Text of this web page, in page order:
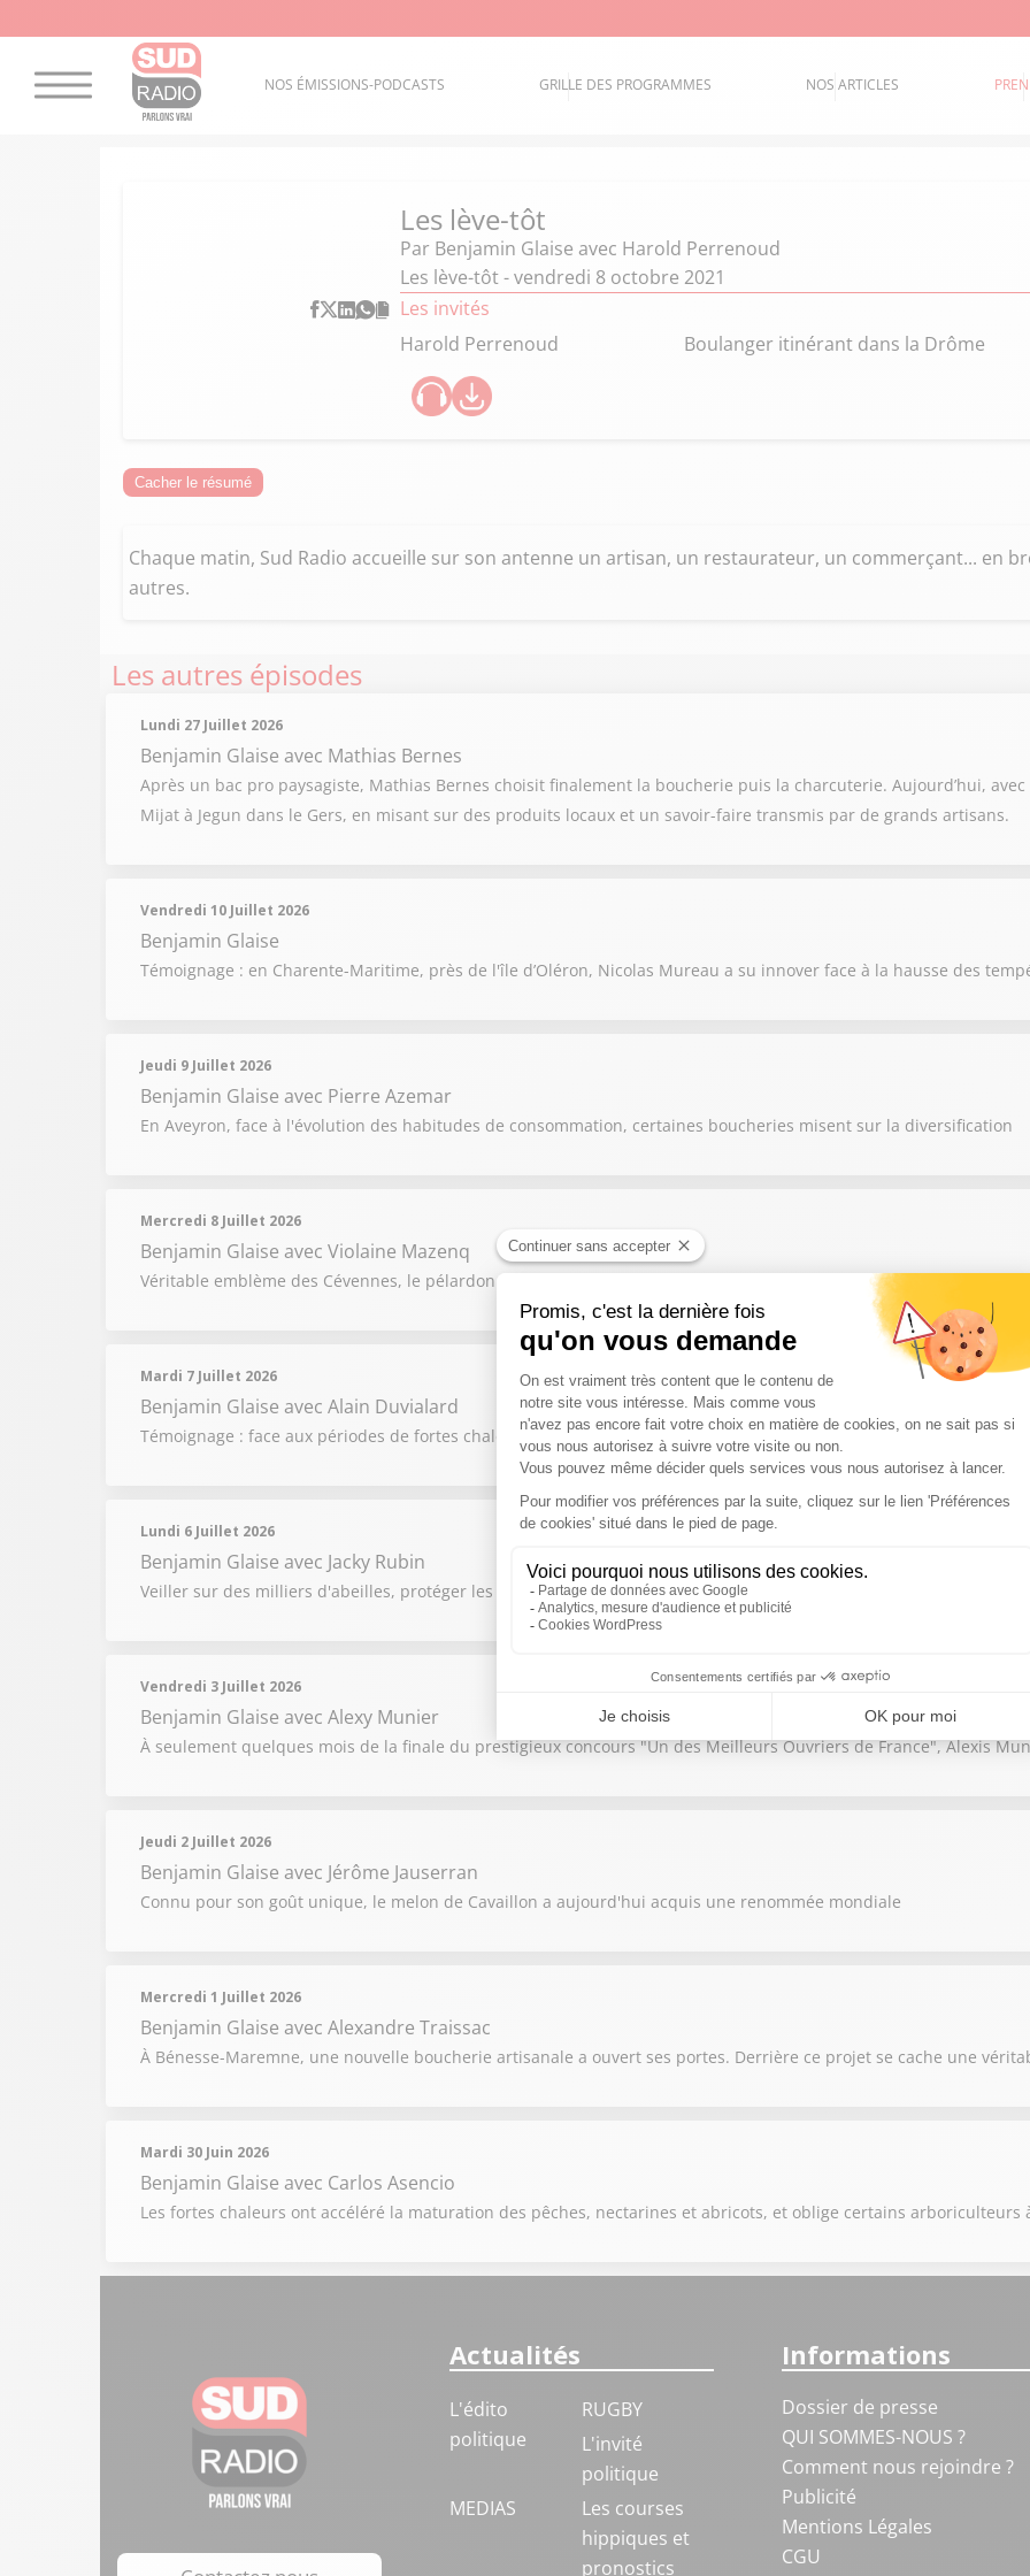
NOS ÉMISSIONS-PODCASTS GRILLE DES PROGRAMMES NOS ARTICLES
Les lève-tôt
Par Benjamin Glaise avec Harold Perrenoud
Les lève-tôt - vendredi 8 octobre 2021
Les invités
Harold Perrenoud
Boulanger itinérant dans la Drôme
Cacher le résumé
Chaque matin, Sud Radio accueille sur son antenne un artisan, un restaurateur, un commerçant... en
autres.
Les autres épisodes
Lundi 27 Juillet 2026
Benjamin Glaise avec Mathias Bernes
Après un bac pro paysagiste, Mathias Bernes choisit finalement la boucherie puis la charcuterie. Aujourd’hui,
Mijat à Jegun dans le Gers, en misant sur des produits locaux et un savoir-faire transmis par de grands artisans.
Vendredi 10 Juillet 2026
Benjamin Glaise
Témoignage : en Charente-Maritime, près de l'île d’Oléron, Nicolas Mureau a su innover face à la hausse des
Jeudi 9 Juillet 2026
Benjamin Glaise avec Pierre Azemar
En Aveyron, face à l'évolution des habitudes de consommation, certaines boucheries misent sur la diversification
Mercredi 8 Juillet 2026
Benjamin Glaise avec Violaine Mazenq
Véritable emblème des Cévennes, le pélardon raconte à lui seul le savoir-faire de toute une région
Mardi 7 Juillet 2026
Benjamin Glaise avec Alain Duvialard
Témoignage : face aux périodes de fortes chaleurs, les éleveurs et agriculteurs s'adaptent en modifiant leurs
Lundi 6 Juillet 2026
Benjamin Glaise avec Jacky Rubin
Veiller sur des milliers d'abeilles, protéger les ruches et faire face à des récoltes de miel en baisse : le métier
Vendredi 3 Juillet 2026
Benjamin Glaise avec Alexy Munier
À seulement quelques mois de la finale du prestigieux concours "Un des Meilleurs Ouvriers de France", Alexis
Jeudi 2 Juillet 2026
Benjamin Glaise avec Jérôme Jauserran
Connu pour son goût unique, le melon de Cavaillon a aujourd'hui acquis une renommée mondiale
Mercredi 1 Juillet 2026
Benjamin Glaise avec Alexandre Traissac
À Bénesse-Maremne, une nouvelle boucherie artisanale a ouvert ses portes. Derrière ce projet se cache une
Mardi 30 Juin 2026
Benjamin Glaise avec Carlos Asencio
Les fortes chaleurs ont accéléré la maturation des pêches, nectarines et abricots, et oblige certains arboriculteurs
Actualités
L'édito
politique
RUGBY
L'invité
politique
MEDIAS
Les courses
hippiques et
pronostics
Informations
Dossier de presse
QUI SOMMES-NOUS ?
Comment nous rejoindre ?
Publicité
Mentions Légales
CGU